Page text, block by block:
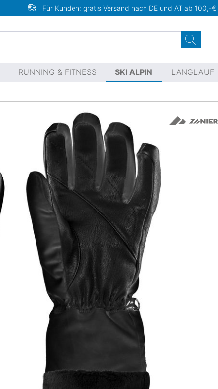
Für Kunden: gratis Versand nach DE und AT ab 100,-€
RUNNING & FITNESS SKI ALPIN LANGLAUF